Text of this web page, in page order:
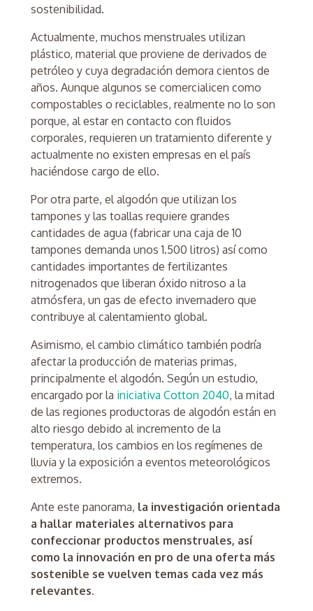
sostenibilidad.
Actualmente, muchos menstruales utilizan
plástico, material que proviene de derivados de
petróleo y cuya degradación demora cientos de
años. Aunque algunos se comercialicen como
compostables o reciclables, realmente no lo son
porque, al estar en contacto con fluidos
corporales, requieren un tratamiento diferente y
actualmente no existen empresas en el país
haciéndose cargo de ello.
Por otra parte, el algodón que utilizan los
tampones y las toallas requiere grandes
cantidades de agua (fabricar una caja de 10
tampones demanda unos 1.500 litros) así como
cantidades importantes de fertilizantes
nitrogenados que liberan óxido nitroso a la
atmósfera, un gas de efecto invernadero que
contribuye al calentamiento global.
Asimismo, el cambio climático también podría
afectar la producción de materias primas,
principalmente el algodón. Según un estudio,
encargado por la iniciativa Cotton 2040, la mitad
de las regiones productoras de algodón están en
alto riesgo debido al incremento de la
temperatura, los cambios en los regímenes de
lluvia y la exposición a eventos meteorológicos
extremos.
Ante este panorama, la investigación orientada
a hallar materiales alternativos para
confeccionar productos menstruales, así
como la innovación en pro de una oferta más
sostenible se vuelven temas cada vez más
relevantes.